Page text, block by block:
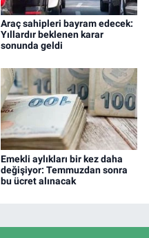
Araç sahipleri bayram edecek:
Yıllardır beklenen karar
sonunda geldi
Emekli aylıkları bir kez daha
değişiyor: Temmuzdan sonra
bu ücret alınacak